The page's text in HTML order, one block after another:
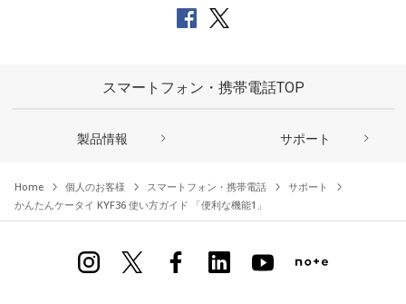
スマートフォン・携帯電話TOP
製品情報 サポート
Home 個人のお客様 スマートフォン・携帯電話
サポート
かんたんケータイ KYF36 使い方ガイド 「便利な機能1」